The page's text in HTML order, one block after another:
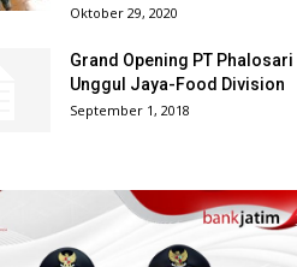
Oktober 29, 2020
Grand Opening PT Phalosari
Unggul Jaya-Food Division
September 1, 2018